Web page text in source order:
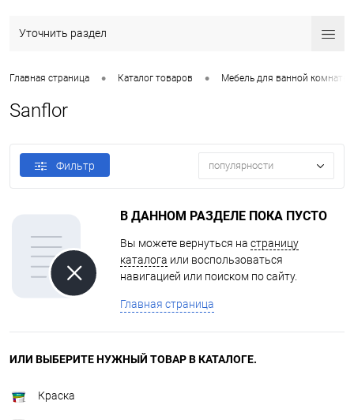
Уточнить раздел
Главная страница • Каталог товаров • Мебель для ванной комнаты
Sanflor
Фильтр популярности
В ДАННОМ РАЗДЕЛЕ ПОКА ПУСТО
Вы можете вернуться на страницу
каталога или воспользоваться
навигацией или поиском по сайту.
Главная страница
ИЛИ ВЫБЕРИТЕ НУЖНЫЙ ТОВАР В КАТАЛОГЕ.
Краска